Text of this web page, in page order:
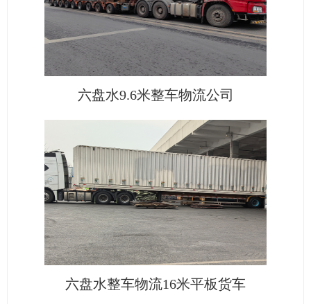
六盘水9.6米整车物流公司
六盘水整车物流16米平板货车